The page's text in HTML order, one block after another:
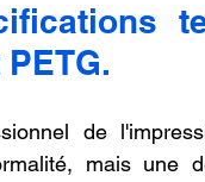
Franchise LV3D
Lab X2D
de
mais une